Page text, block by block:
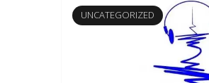
UNCATEGORIZED